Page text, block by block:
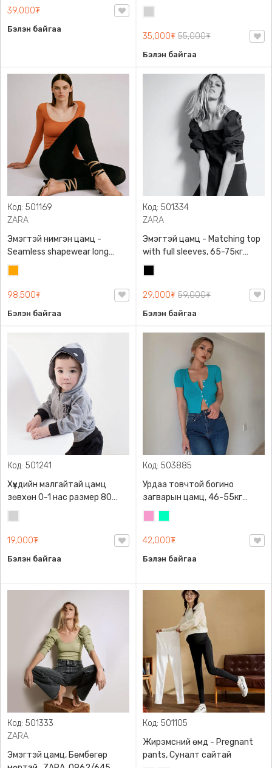
39,000₮
Бэлэн байгаа
кг/, H&M, 0852614006,
Даавуу
35,000₮ 55,000₮
Бэлэн байгаа
Код: 501169
ZARA
Эмэгтэй нимгэн цамц -
Seamless shapewear long
sleeve t-shirt, 40-60кг жинд
таарна, ZARA, 8779/458/615,
Урт ханцуйтай
98,500₮
Бэлэн байгаа
Код: 501334
ZARA
Эмэгтэй цамц - Matching top
with full sleeves, 65-75кг
жинд таарна, ZARA,
0962/642/800, Задгай
энгэртэй, Урт ханцуйтай,
29,000₮ 59,000₮
Бэлэн байгаа
Код: 501241
Хүүхдийн малгайтай цамц
зөвхөн 0-1 нас размер 80
сонголттой
19,000₮
Бэлэн байгаа
Код: 503885
Урдаа товчтой богино
загварын цамц, 46-55кг
жинд таарна
42,000₮
Бэлэн байгаа
Код: 501333
ZARA
Эмэгтэй цамц, Бөмбөгөр
Код: 501105
Жирэмсний өмд - Pregnant
pants, Суналт сайтай